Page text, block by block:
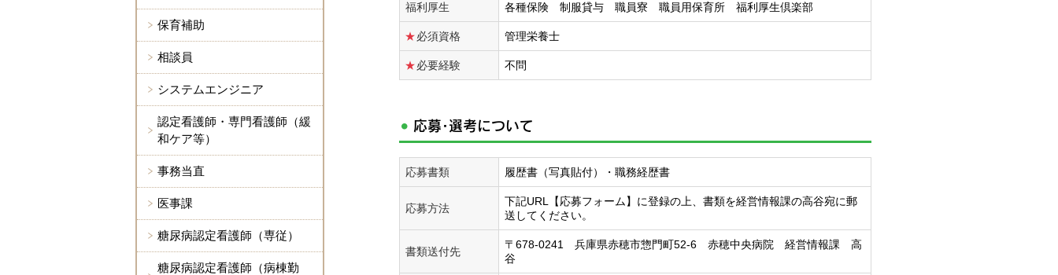
福利厚生 各種保険 制服貸与 職員寮 職員用保育所 福利厚生倶楽部
必須資格 管理栄養士
必要経験 不問
応募・選考について
応募書類 履歴書（写真貼付）・職務経歴書
応募方法
下記URL【応募フォーム】に登録の上、書類を経営情報課の高谷宛に郵
送してください。
書類送付先
〒678-0241 兵庫県赤穂市惣門町52-6 赤穂中央病院 経営情報課 高
谷
保育補助
相談員
システムエンジニア
認定看護師・専門看護師（緩
和ケア等）
事務当直
医事課
糖尿病認定看護師（専従）
糖尿病認定看護師（病棟勤